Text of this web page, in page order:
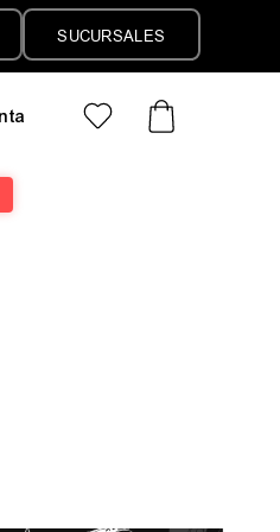
SUCURSALES